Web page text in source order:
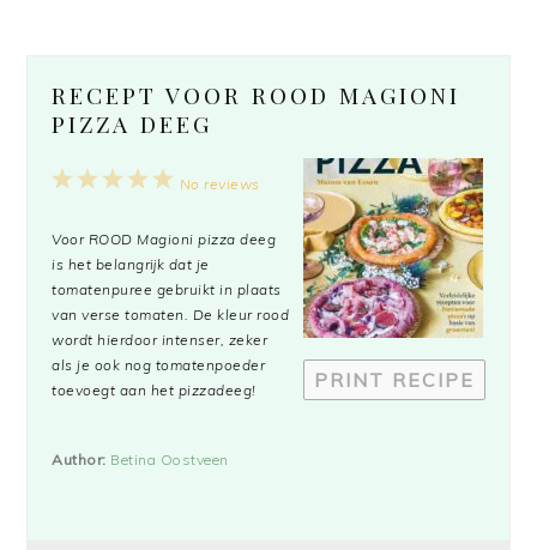
RECEPT VOOR ROOD MAGIONI
PIZZA DEEG
PRINT RECIPE
5
4
3
2
1
No reviews
Voor ROOD Magioni pizza deeg
is het belangrijk dat je
tomatenpuree gebruikt in plaats
van verse tomaten. De kleur rood
wordt hierdoor intenser, zeker
als je ook nog tomatenpoeder
toevoegt aan het pizzadeeg!
Author: Betina Oostveen